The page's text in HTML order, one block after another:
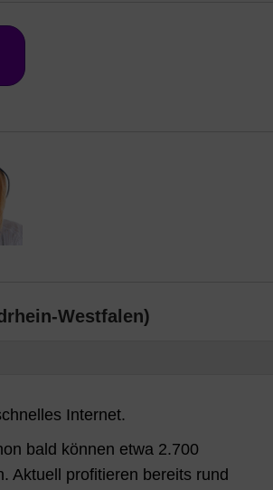
Westfalen)
Internet.
bald können etwa 2.700
Aktuell profitieren bereits rund